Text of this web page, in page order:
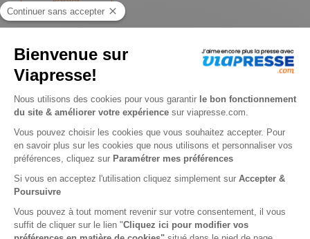
Abonnement 1 an
4 n° • Papier
39€02 Tarif Kiosque : 51€60
Tarif France métropolitaine
Renouvellement à date d’anniversaire
-26%
Abonnement 2 ans
8 n° • Papier